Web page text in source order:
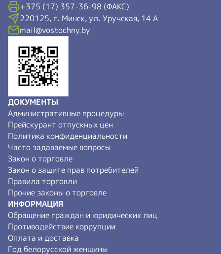
+375 (17) 357-36-98 (ФАКС)
220125, г. Минск, ул. Уручская, 14 А
mail@vostochny.by
ДОКУМЕНТЫ
Административные процедуры
Прейскурант отпускных цен
Политика конфиденциальности
Часто задаваемые вопросы
Закон о торговле
Закон о защите прав потребителей
Правила торговли
Прочие законы о торговле
ИНФОРМАЦИЯ
Обращение граждан и юридических лиц
Противодействие коррупции
Оплата и доставка
Год белорусской женщины